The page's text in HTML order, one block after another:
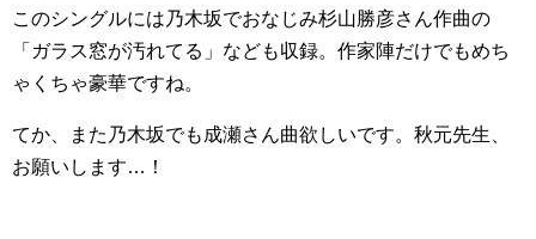
このシングルには乃木坂でおなじみ杉山勝彦さん作曲の
「ガラス窓が汚れてる」なども収録。作家陣だけでもめち
ゃくちゃ豪華ですね。
てか、また乃木坂でも成瀬さん曲欲しいです。秋元先生、
お願いします…！